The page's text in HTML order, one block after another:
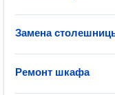
Замена
Ремонт шкафа